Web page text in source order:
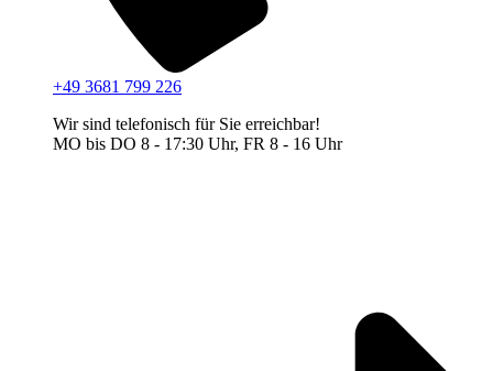
+49 3681 799 226
Wir sind telefonisch für Sie erreichbar!
MO bis DO 8 - 17:30 Uhr, FR 8 - 16 Uhr